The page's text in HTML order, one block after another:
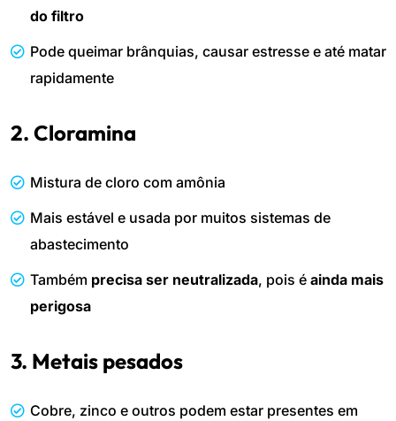
do filtro
Pode queimar brânquias, causar estresse e até matar
rapidamente
2. Cloramina
Mistura de cloro com amônia
Mais estável e usada por muitos sistemas de
abastecimento
Também precisa ser neutralizada, pois é ainda mais
perigosa
3. Metais pesados
Cobre, zinco e outros podem estar presentes em